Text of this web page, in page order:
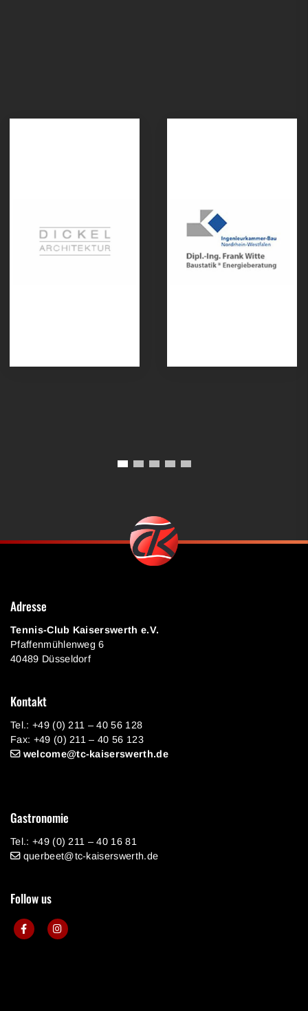
Adresse
Tennis-Club Kaiserswerth e.V.
Pfaffenmühlenweg 6
40489 Düsseldorf
Kontakt
Tel.: +49 (0) 211 – 40 56 128
Fax: +49 (0) 211 – 40 56 123
welcome@tc-kaiserswerth.de
Gastronomie
Tel.: +49 (0) 211 – 40 16 81
querbeet@tc-kaiserswerth.de
Follow us